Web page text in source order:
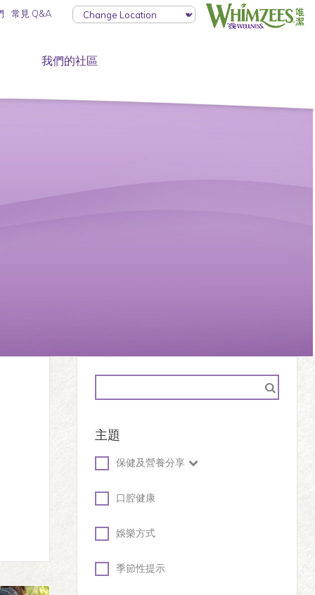
常見 Q&A
我們的社區
主題
保健及營養分享
口腔健康
娛樂方式
季節性提示